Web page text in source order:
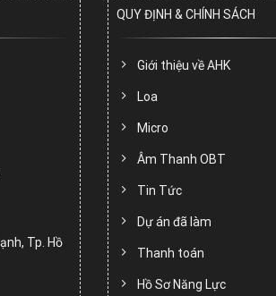
Tp. Hồ
QUY ĐỊNH & CHÍNH SÁCH
Giới thiệu về AHK
Loa
Micro
Âm Thanh OBT
Tin Tức
Dự án đã làm
Thanh toán
Hồ Sơ Năng Lực